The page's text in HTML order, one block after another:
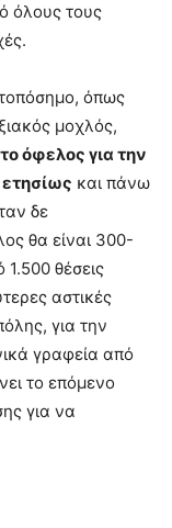
όλους τους
όπως
μοχλός,
όφελος για την
και πάνω
δε
θα είναι 300-
θέσεις
αστικές
για την
γραφεία από
το επόμενο
για να